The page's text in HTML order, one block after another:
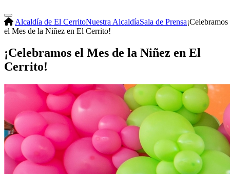
Alcaldía de El CerritoNuestra AlcaldíaSala de Prensa¡Celebramos
el Mes de la Niñez en El Cerrito!
¡Celebramos el Mes de la Niñez en El
Cerrito!